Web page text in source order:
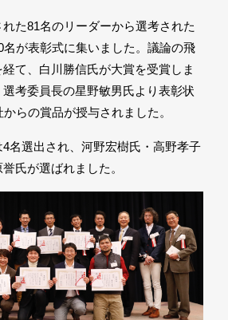
た81名のリーダーから選考された
名が表彰式に集いました。議論の飛
て、白川勝信氏が大賞を受賞しま
考委員長の星野敏男氏より表彰状
らの賞品が授与されました。
4名選出され、河野宏樹氏・高野孝子
氏が選ばれました。